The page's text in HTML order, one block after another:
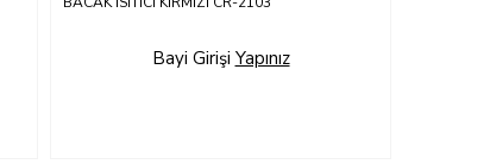
Bayi Girişi Yapınız